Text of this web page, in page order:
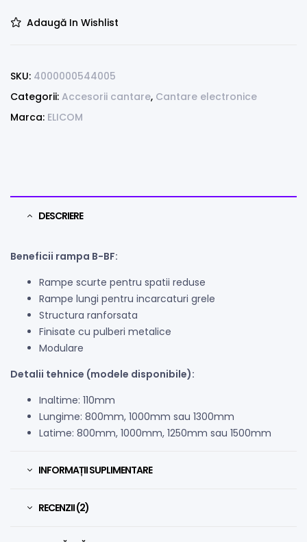
Adaugă In Wishlist
SKU: 4000000544005
Categorii: Accesorii cantare, Cantare electronice
Marca: ELICOM
DESCRIERE
Beneficii rampa B-BF:
Rampe scurte pentru spatii reduse
Rampe lungi pentru incarcaturi grele
Structura ranforsata
Finisate cu pulberi metalice
Modulare
Detalii tehnice (modele disponibile):
Inaltime: 110mm
Lungime: 800mm, 1000mm sau 1300mm
Latime: 800mm, 1000mm, 1250mm sau 1500mm
INFORMAȚII SUPLIMENTARE
RECENZII (2)